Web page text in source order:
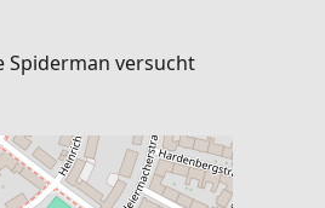
Spiderman versucht